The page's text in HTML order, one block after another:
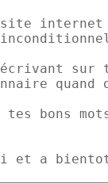
site
sur
quand
bons
et a